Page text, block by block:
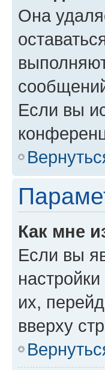
Она
Если вы
Как мне
Если вы
их,
вверху